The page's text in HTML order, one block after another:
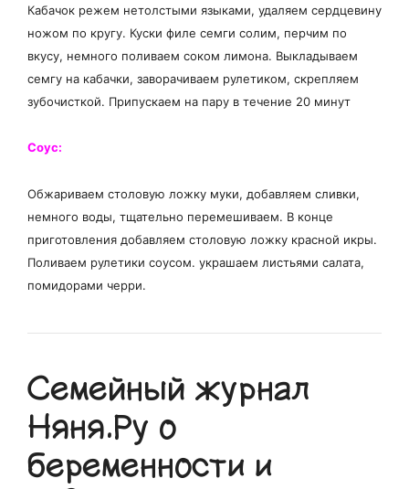
Кабачок режем нетолстыми языками, удаляем сердцевину
ножом по кругу. Куски филе семги солим, перчим по
вкусу, немного поливаем соком лимона. Выкладываем
семгу на кабачки, заворачиваем рулетиком, скрепляем
зубочисткой. Припускаем на пару в течение 20 минут
Соус:
Обжариваем столовую ложку муки, добавляем сливки,
немного воды, тщательно перемешиваем. В конце
приготовления добавляем столовую ложку красной икры.
Поливаем рулетики соусом. украшаем листьями салата,
помидорами черри.
Семейный журнал
Няня.Ру о
беременности и